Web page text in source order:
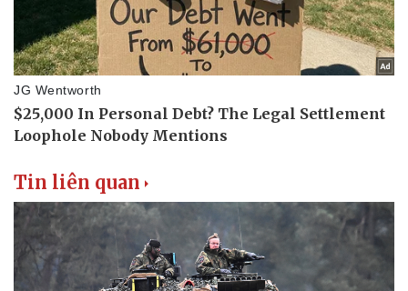
Doanh nghiệp
Thông tin doanh nghiệp
Doanh nghiệp 24h
Doanh nhân
Sành điệu
Tin liên quan